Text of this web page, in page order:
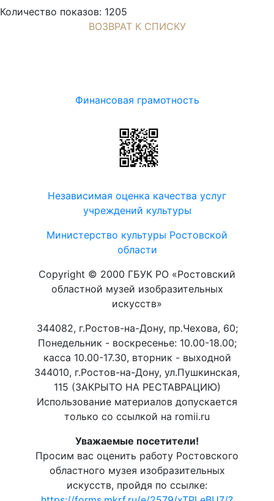
Количество показов: 1205
ВОЗВРАТ К СПИСКУ
Финансовая грамотность
Независимая оценка качества услуг
учреждений культуры
Министерство культуры Ростовской
области
Copyright © 2000 ГБУК РО «Ростовский
областной музей изобразительных
искусств»
344082, г.Ростов-на-Дону, пр.Чехова, 60;
Понедельник - воскресенье: 10.00-18.00;
касса 10.00-17.30, вторник - выходной
344010, г.Ростов-на-Дону, ул.Пушкинская,
115 (ЗАКРЫТО НА РЕСТАВРАЦИЮ)
Использование материалов допускается
только со ссылкой на romii.ru
Уважаемые посетители!
Просим вас оценить работу Ростовского
областного музея изобразительных
искусств, пройдя по ссылке: